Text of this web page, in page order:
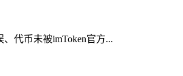
代币未被imToken官方...